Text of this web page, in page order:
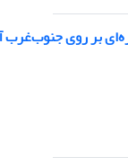
بر روی جنوب‌غرب